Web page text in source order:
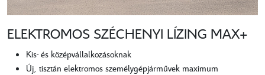
ELEKTROMOS SZÉCHENYI LÍZING MAX+
Kis- és középvállalkozásoknak
Új, tisztán elektromos személygépjárművek maximum